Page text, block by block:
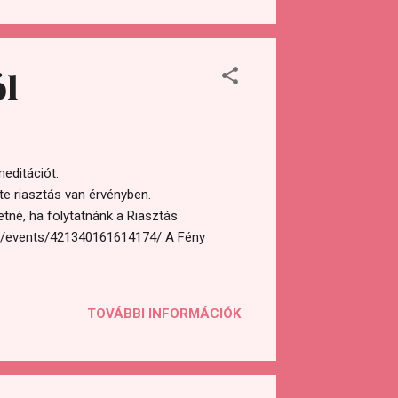
el, a hely kötöttségei miatt, az is
a meditáció előtt. Alternatív
riasztás van érvényben.
ha folytatnánk a Riasztás
421340161614174/ A Fény
TOVÁBBI INFORMÁCIÓK